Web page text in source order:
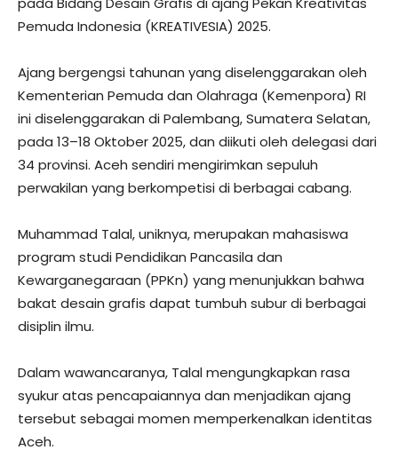
Pemuda Indonesia (KREATIVESIA) 2025.
Ajang bergengsi tahunan yang diselenggarakan oleh
Kementerian Pemuda dan Olahraga (Kemenpora) RI
ini diselenggarakan di Palembang, Sumatera Selatan,
pada 13–18 Oktober 2025, dan diikuti oleh delegasi dari
34 provinsi. Aceh sendiri mengirimkan sepuluh
perwakilan yang berkompetisi di berbagai cabang.
Muhammad Talal, uniknya, merupakan mahasiswa
program studi Pendidikan Pancasila dan
Kewarganegaraan (PPKn) yang menunjukkan bahwa
bakat desain grafis dapat tumbuh subur di berbagai
disiplin ilmu.
Dalam wawancaranya, Talal mengungkapkan rasa
syukur atas pencapaiannya dan menjadikan ajang
tersebut sebagai momen memperkenalkan identitas
Aceh.